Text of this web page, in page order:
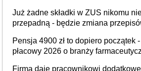
Już żadne składki w ZUS nikomu
przepadną - będzie zmiana
ubezpieczeniom społecznym
Pensja 4900 zł to dopiero początek
płacowy 2026 o branży
Firma daje pracownikowi